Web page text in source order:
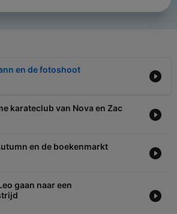
en de fotoshoot
karateclub van Nova en Zac
en de boekenmarkt
gaan naar een